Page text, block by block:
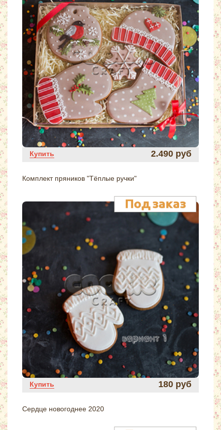
Купить 2.490 руб
Комплект пряников "Тёплые ручки"
Купить 180 руб
Сердце новогоднее 2020